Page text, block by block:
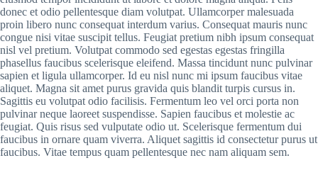
donec et odio pellentesque diam volutpat. Ullamcorper malesuada
proin libero nunc consequat interdum varius. Consequat mauris nunc
congue nisi vitae suscipit tellus. Feugiat pretium nibh ipsum consequat
nisl vel pretium. Volutpat commodo sed egestas egestas fringilla
phasellus faucibus scelerisque eleifend. Massa tincidunt nunc pulvinar
sapien et ligula ullamcorper. Id eu nisl nunc mi ipsum faucibus vitae
aliquet. Magna sit amet purus gravida quis blandit turpis cursus in.
Sagittis eu volutpat odio facilisis. Fermentum leo vel orci porta non
pulvinar neque laoreet suspendisse. Sapien faucibus et molestie ac
feugiat. Quis risus sed vulputate odio ut. Scelerisque fermentum dui
faucibus in ornare quam viverra. Aliquet sagittis id consectetur purus ut
faucibus. Vitae tempus quam pellentesque nec nam aliquam sem.